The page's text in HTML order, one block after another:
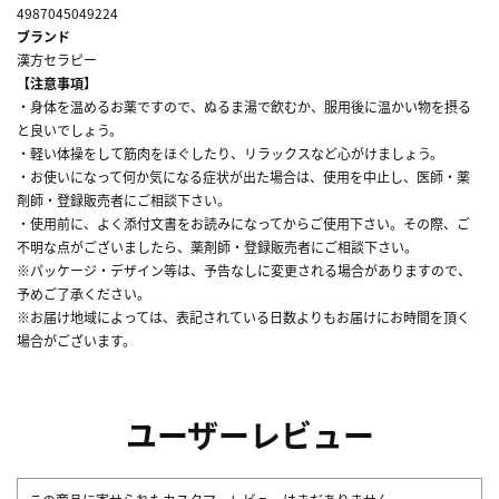
4987045049224
ブランド
漢方セラピー
【注意事項】
・身体を温めるお薬ですので、ぬるま湯で飲むか、服用後に温かい物を摂る
と良いでしょう。
・軽い体操をして筋肉をほぐしたり、リラックスなど心がけましょう。
・お使いになって何か気になる症状が出た場合は、使用を中止し、医師・薬
剤師・登録販売者にご相談下さい。
・使用前に、よく添付文書をお読みになってからご使用下さい。その際、ご
不明な点がございましたら、薬剤師・登録販売者にご相談下さい。
※パッケージ・デザイン等は、予告なしに変更される場合がありますので、
予めご了承ください。
※お届け地域によっては、表記されている日数よりもお届けにお時間を頂く
場合がございます。
ユーザーレビュー